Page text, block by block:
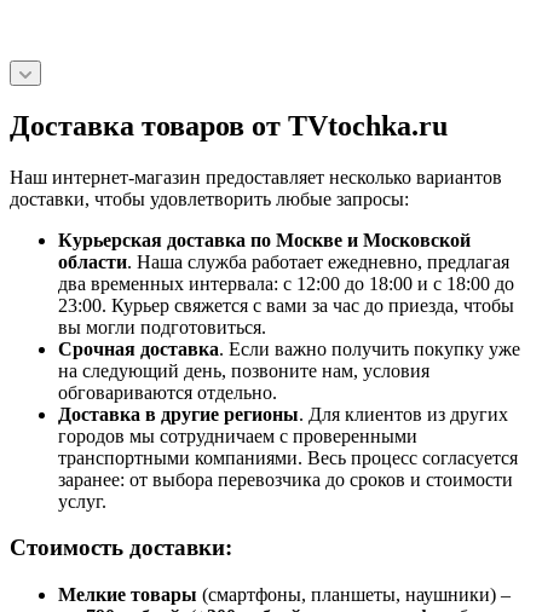
Доставка товаров от TVtochka.ru
Наш интернет-магазин предоставляет несколько вариантов
доставки, чтобы удовлетворить любые запросы:
Курьерская доставка по Москве и Московской
области. Наша служба работает ежедневно, предлагая
два временных интервала: с 12:00 до 18:00 и с 18:00 до
23:00. Курьер свяжется с вами за час до приезда, чтобы
вы могли подготовиться.
Срочная доставка. Если важно получить покупку уже
на следующий день, позвоните нам, условия
обговариваются отдельно.
Доставка в другие регионы. Для клиентов из других
городов мы сотрудничаем с проверенными
транспортными компаниями. Весь процесс согласуется
заранее: от выбора перевозчика до сроков и стоимости
услуг.
Стоимость доставки:
Мелкие товары (смартфоны, планшеты, наушники) –